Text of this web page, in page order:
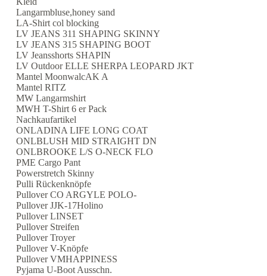
Langarmbluse,honey sand
LA-Shirt col blocking
LV JEANS 311 SHAPING SKINNY
LV JEANS 315 SHAPING BOOT
LV Jeansshorts SHAPIN
LV Outdoor ELLE SHERPA LEOPARD JKT
Mantel MoonwalcAK A
Mantel RITZ
MW Langarmshirt
MWH T-Shirt 6 er Pack
Nachkaufartikel
ONLADINA LIFE LONG COAT
ONLBLUSH MID STRAIGHT DN
ONLBROOKE L/S O-NECK FLO
PME Cargo Pant
Powerstretch Skinny
Pulli Rückenknöpfe
Pullover CO ARGYLE POLO-
Pullover JJK-17Holino
Pullover LINSET
Pullover Streifen
Pullover Troyer
Pullover V-Knöpfe
Pullover VMHAPPINESS
Pyjama U-Boot Ausschn.